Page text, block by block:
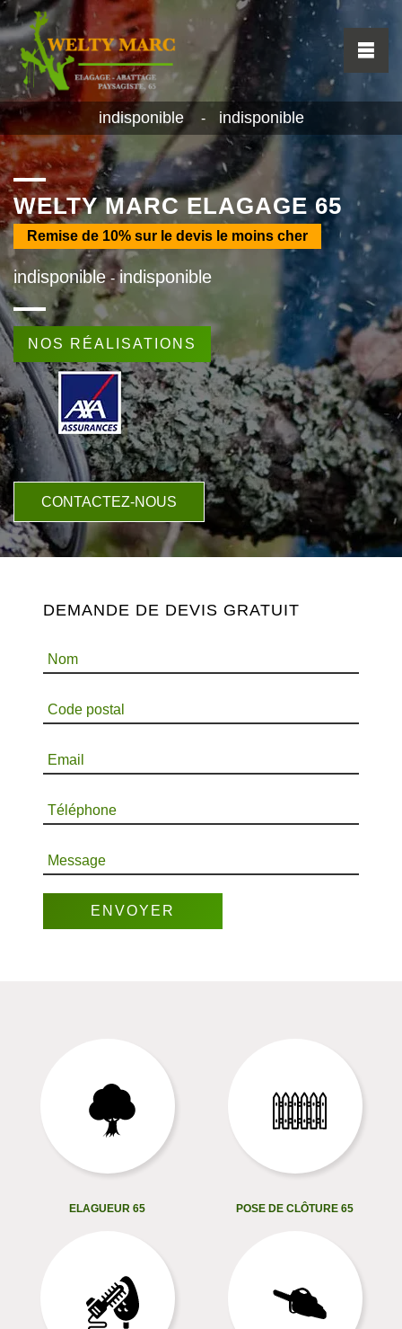
indisponible - indisponible
WELTY MARC ELAGAGE 65
Remise de 10% sur le devis le moins cher
indisponible - indisponible
NOS RÉALISATIONS
CONTACTEZ-NOUS
DEMANDE DE DEVIS GRATUIT
Nom
Code postal
Email
Téléphone
Message
ELAGUEUR 65 POSE DE CLÔTURE 65